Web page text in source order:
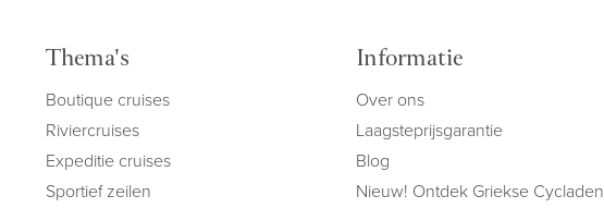
Thema's
Boutique cruises
Riviercruises
Expeditie cruises
Sportief zeilen
Informatie
Over ons
Laagsteprijsgarantie
Blog
Nieuw! Ontdek Griekse Cycladen